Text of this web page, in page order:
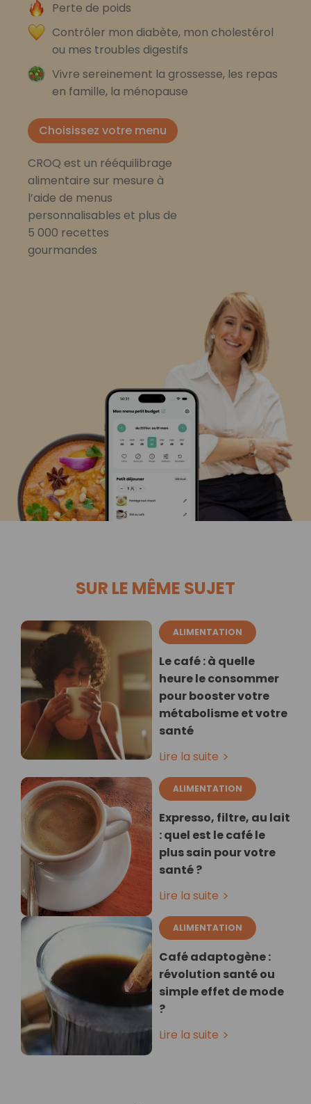
Perte de poids
Contrôler mon diabète, mon cholestérol
ou mes troubles digestifs
Vivre sereinement la grossesse, les repas
en famille, la ménopause
Choisissez votre menu
CROQ est un rééquilibrage
alimentaire sur mesure à
l’aide de menus
personnalisables et plus de
5 000 recettes
gourmandes
SUR LE MÊME SUJET
ALIMENTATION
Le café : à quelle
heure le consommer
pour booster votre
métabolisme et votre
santé
Lire la suite
ALIMENTATION
Expresso, filtre, au lait
: quel est le café le
plus sain pour votre
santé ?
Lire la suite
ALIMENTATION
Café adaptogène :
révolution santé ou
simple effet de mode
?
Lire la suite